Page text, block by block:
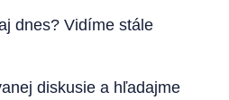
dnes? Vidíme stále
diskusie a hľadajme